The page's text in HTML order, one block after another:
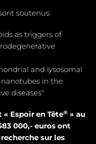
soutenus:
as triggers of
and Iysosomal
in the
diseases"
Espoir en Tête® » au
000,- euros ont
sur les